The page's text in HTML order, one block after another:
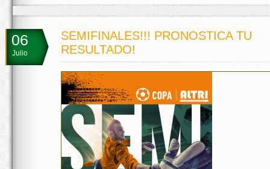
06
Julio
SEMIFINALES!!! PRONOSTICA TU
RESULTADO!